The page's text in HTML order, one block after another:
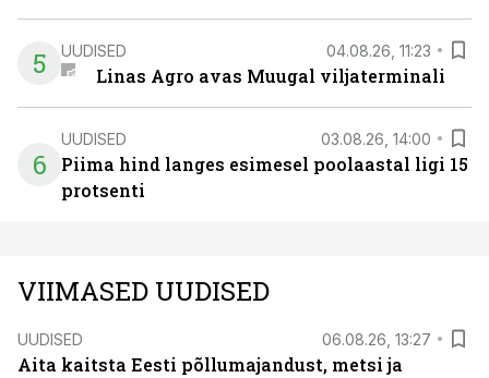
5 UUDISED 04.08.26, 11:23
Linas Agro avas Muugal viljaterminali
6
UUDISED 03.08.26, 14:00
Piima hind langes esimesel poolaastal ligi 15
protsenti
VIIMASED UUDISED
UUDISED 06.08.26, 13:27
Aita kaitsta Eesti põllumajandust, metsi ja